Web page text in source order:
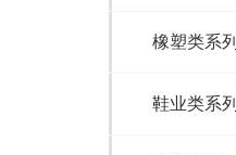
橡塑类系列
鞋业类系列